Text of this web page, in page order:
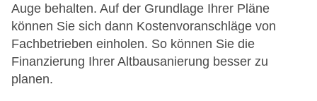
Auge behalten. Auf der Grundlage Ihrer Pläne
können Sie sich dann Kostenvoranschläge von
Fachbetrieben einholen. So können Sie die
Finanzierung Ihrer Altbausanierung besser zu
planen.